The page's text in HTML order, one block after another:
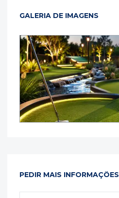
GALERIA DE IMAGENS
PEDIR MAIS INFORMAÇÕES